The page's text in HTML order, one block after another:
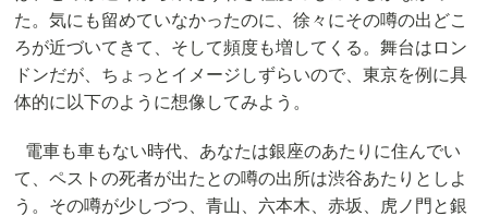
た。気にも留めていなかったのに、徐々にその噂の出どこ
ろが近づいてきて、そして頻度も増してくる。舞台はロン
ドンだが、ちょっとイメージしずらいので、東京を例に具
体的に以下のように想像してみよう。
電車も車もない時代、あなたは銀座のあたりに住んでい
て、ペストの死者が出たとの噂の出所は渋谷あたりとしよ
う。その噂が少しづつ、青山、六本木、赤坂、虎ノ門と銀